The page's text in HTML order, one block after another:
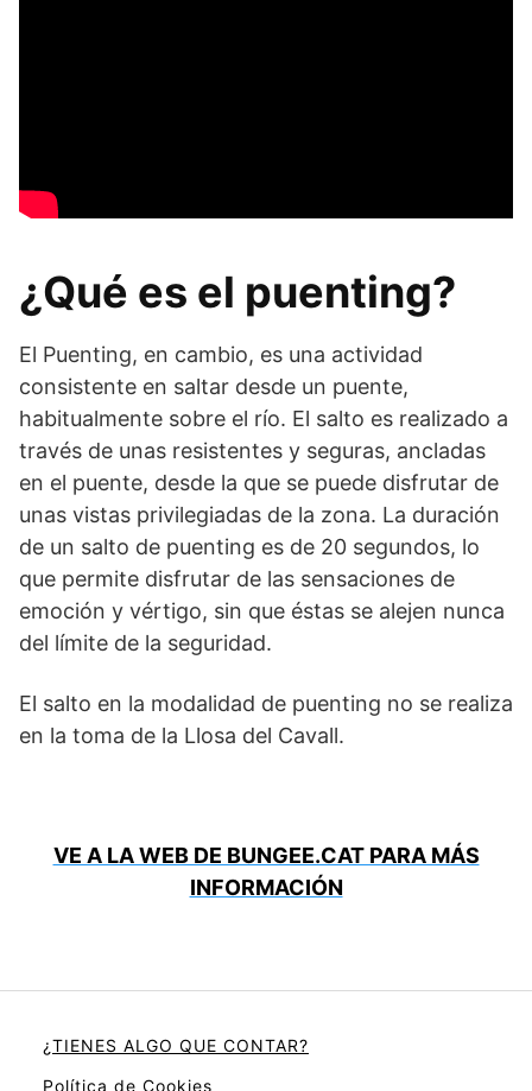
¿Qué es el puenting?
El Puenting, en cambio, es una actividad
consistente en saltar desde un puente,
habitualmente sobre el río. El salto es realizado a
través de unas resistentes y seguras, ancladas
en el puente, desde la que se puede disfrutar de
unas vistas privilegiadas de la zona. La duración
de un salto de puenting es de 20 segundos, lo
que permite disfrutar de las sensaciones de
emoción y vértigo, sin que éstas se alejen nunca
del límite de la seguridad.
El salto en la modalidad de puenting no se realiza
en la toma de la Llosa del Cavall.
VE A LA WEB DE BUNGEE.CAT PARA MÁS
INFORMACIÓN
¿TIENES ALGO QUE CONTAR?
Política de Cookies